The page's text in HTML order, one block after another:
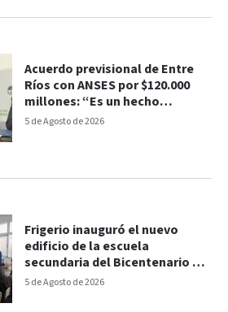
5 de Agosto de 2026
Acuerdo previsional de Entre
Ríos con ANSES por $120.000
millones: “Es un hecho
histórico”, dijo Frigerio
5 de Agosto de 2026
Frigerio inauguró el nuevo
edificio de la escuela
secundaria del Bicentenario de
Paraná